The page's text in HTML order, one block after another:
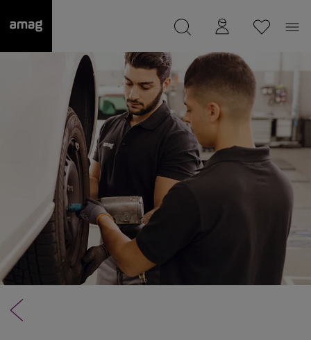
Il suo garage è stato salvato